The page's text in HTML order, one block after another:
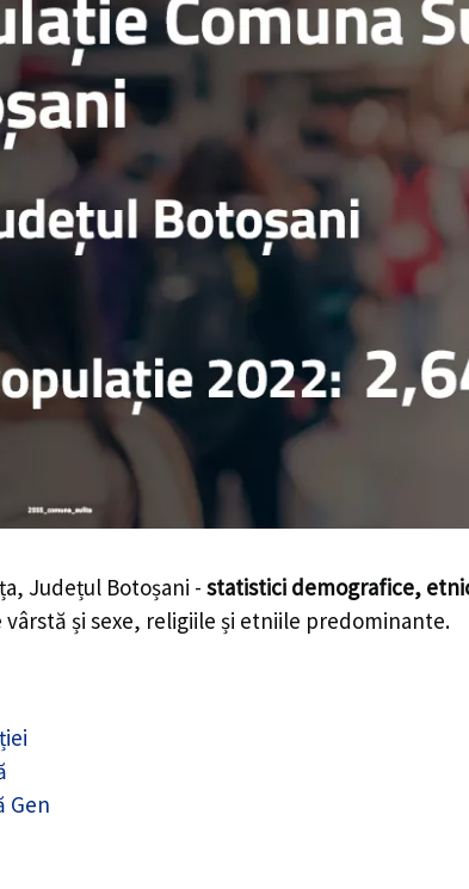
Județul Botoșani - statistici demografice,
și sexe, religiile și etniile predominante.
Gen